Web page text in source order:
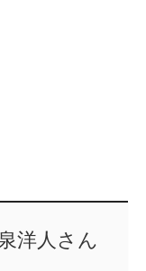
洋人さん